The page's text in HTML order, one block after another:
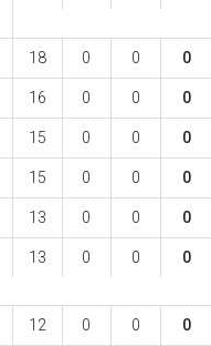
18 0 0 0
16 0 0 0
15 0 0 0
15 0 0 0
13 0 0 0
13 0 0 0
12 0 0 0